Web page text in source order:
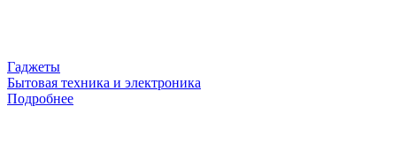
Гаджеты
Бытовая техника и электроника
Подробнее